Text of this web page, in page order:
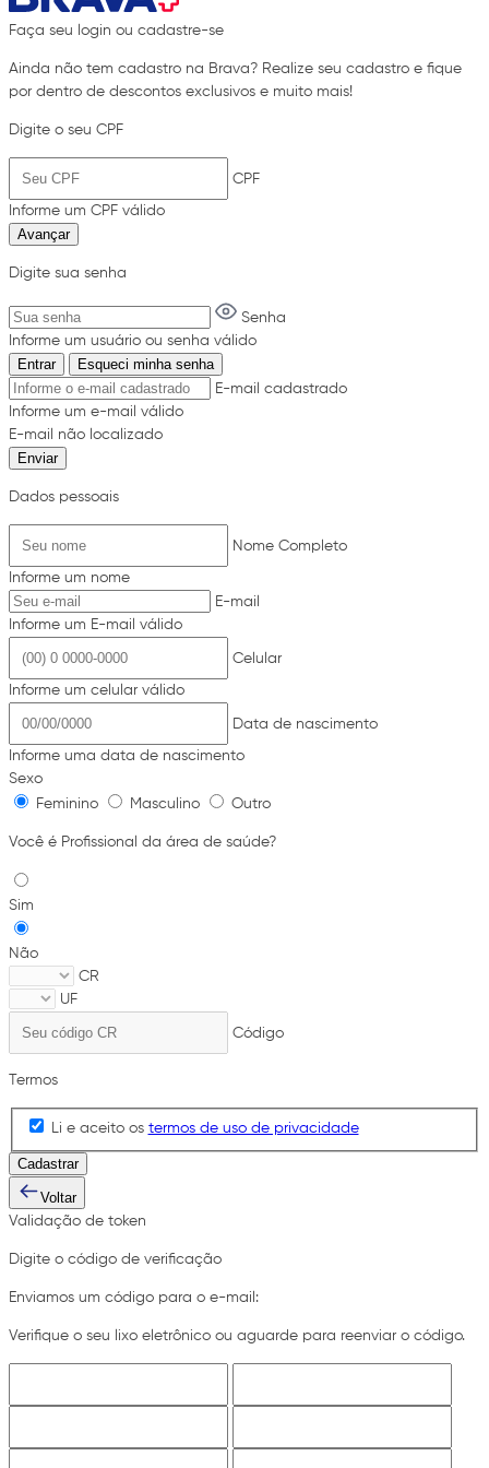
Faça seu login ou cadastre-se
Ainda não tem cadastro na Brava? Realize seu cadastro e fique
por dentro de descontos exclusivos e muito mais!
Digite o seu CPF
CPF
Informe um CPF válido
Avançar
Digite sua senha
Senha
Informe um usuário ou senha válido
Entrar Esqueci minha senha
E-mail cadastrado
Informe um e-mail válido
E-mail não localizado
Enviar
Dados pessoais
Nome Completo
Informe um nome
E-mail
Informe um E-mail válido
Celular
Informe um celular válido
Data de nascimento
Informe uma data de nascimento
Sexo
Feminino
Masculino Outro
Você é Profissional da área de saúde?
Sim
Não
CR
UF
Código
Termos
Li e aceito os termos de uso de privacidade
Cadastrar
Voltar
Validação de token
Digite o código de verificação
Enviamos um código para o e-mail:
Verifique o seu lixo eletrônico ou aguarde para reenviar o código.